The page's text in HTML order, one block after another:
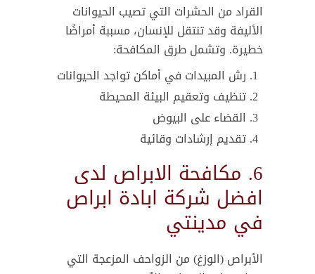
القراد من الحشرات التي تصيب الحيوانات
الأليفة وقد تنتقل للإنسان، مسببة أمراضًا
خطيرة. وتشمل طرق المكافحة:
رش المبيدات في أماكن تواجد الحيوانات
تنظيف وتعقيم البيئة المحيطة
القضاء على البيوض
تقديم إرشادات وقائية
6. مكافحة الابراص لدى
افضل شركة ابادة ابراص
في مدينتي
الأبراص (الوزغ) من الزواحف المزعجة التي